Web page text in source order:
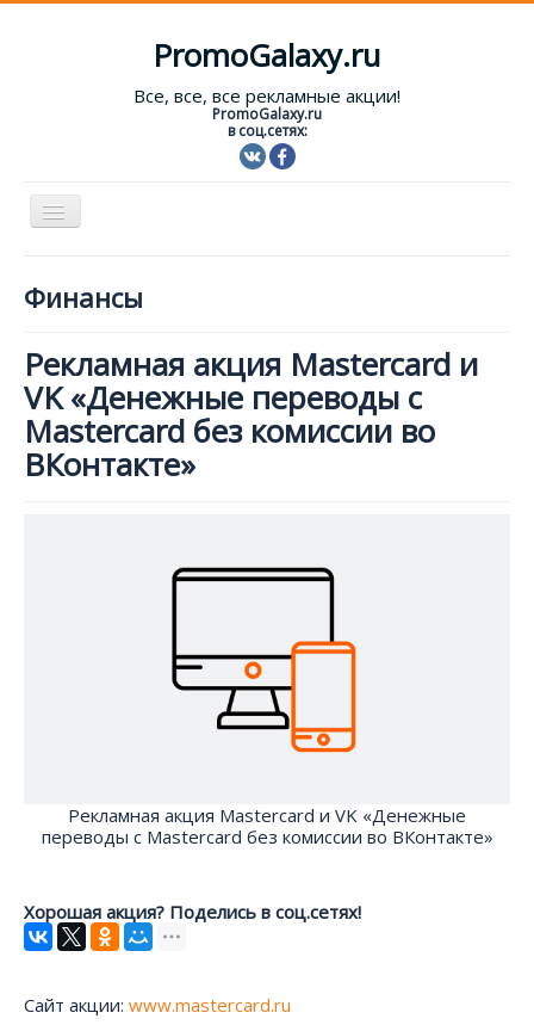
PromoGalaxy.ru
Все, все, все рекламные акции!
PromoGalaxy.ru
в соц.сетях:
Включить/
Форум
Помощь
Вход
Финансы
Рекламная акция Mastercard и
VK «Денежные переводы с
Mastercard без комиссии во
ВКонтакте»
Рекламная акция Mastercard и VK «Денежные
переводы с Mastercard без комиссии во ВКонтакте»
Хорошая акция? Поделись в соц.сетях!
Сайт акции: www.mastercard.ru